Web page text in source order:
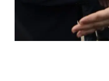
ROSE VALLAND,